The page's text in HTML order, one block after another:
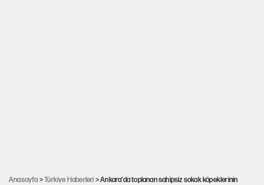
Anasayfa >Türkiye Haberleri > Ankara'da toplanan sahipsiz sokak köpeklerinin